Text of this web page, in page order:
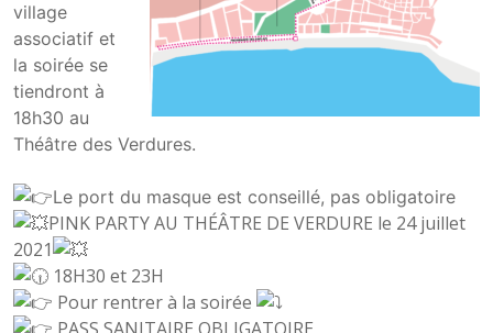
village
associatif et
la soirée se
tiendront à
18h30 au
Théâtre des Verdures.
Le port du masque est conseillé, pas obligatoire
PINK PARTY AU THÉÂTRE DE VERDURE le 24 juillet
2021
18H30 et 23H
Pour rentrer à la soirée